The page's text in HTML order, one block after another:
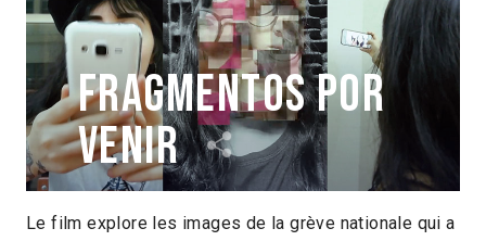
Fragmentos por
venir
Estudiantes de Cine de la Universidad de las
Le film explore les images de la grève nationale qui a